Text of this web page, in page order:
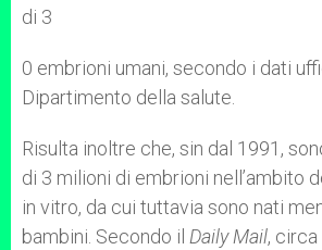
di 3
0 embrioni umani, secondo i dati
Dipartimento della salute.
Risulta inoltre che, sin dal 1991,
di 3 milioni di embrioni nell’ambito
in vitro, da cui tuttavia sono nati
bambini. Secondo il Daily Mail,